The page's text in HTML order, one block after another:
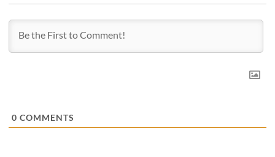
0 COMMENTS